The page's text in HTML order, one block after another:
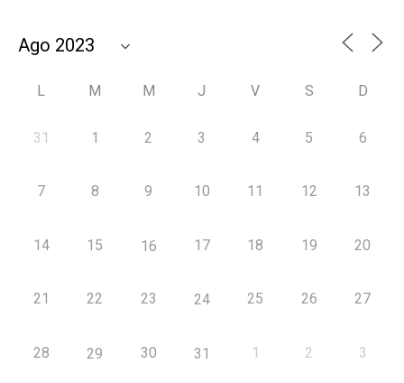
L M M J V S D
31 1 2 3 4 5 6
7 8 9 10 11 12 13
14 15 16 17 18 19 20
21 22 23 24 25 26 27
28 29 30 31 1 2 3